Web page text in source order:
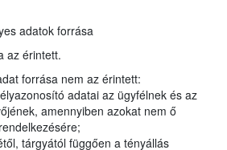
adatok forrása
az érintett.
forrása nem az érintett:
adatai az ügyfélnek és az
amennyiben azokat nem ő
tárgyától függően a tényállás